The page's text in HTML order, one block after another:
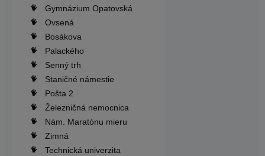
Gymnázium Opatovská
Ovsená
Bosákova
Palackého
Senný trh
Staničné námestie
Pošta 2
Železničná nemocnica
Nám. Maratónu mieru
Zimná
Technická univerzita